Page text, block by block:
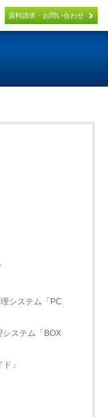
資料請求・お問い合わせ
システム「PC
ステム「BOX
」
×